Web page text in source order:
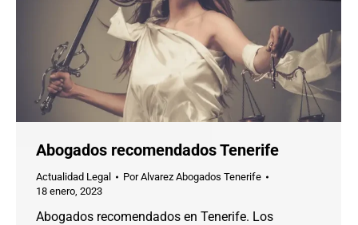
Abogados recomendados Tenerife
Actualidad Legal PorAlvarez Abogados Tenerife
18 enero, 2023
Abogados recomendados en Tenerife. Los